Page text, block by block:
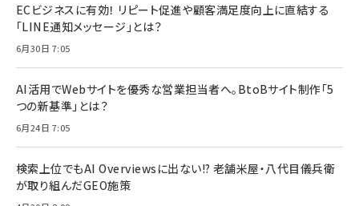
ECビジネスに有効！ リピート促進や顧客満足度向上に直結する
「LINE通知メッセージ」とは？
6月30日 7:05
AI活用でWebサイトを優秀な営業担当者へ。BtoBサイト制作「5
つの新基準」とは？
6月24日 7:05
検索上位でもAI Overviewsに出ない!? 老舗米屋・八代目儀兵衛
が取り組んだGEO施策